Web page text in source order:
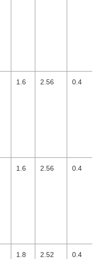
1.6 2.56 0.4
1.6 2.56 0.4
1.8 2.52 0.4